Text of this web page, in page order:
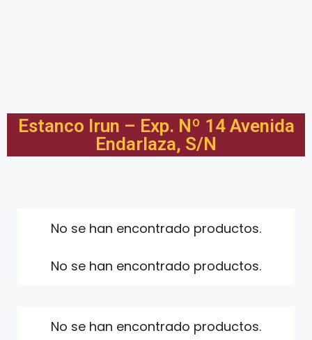
Estanco Irun – Exp. Nº 14 Avenida
Endarlaza, S/N
No se han encontrado productos.
No se han encontrado productos.
No se han encontrado productos.